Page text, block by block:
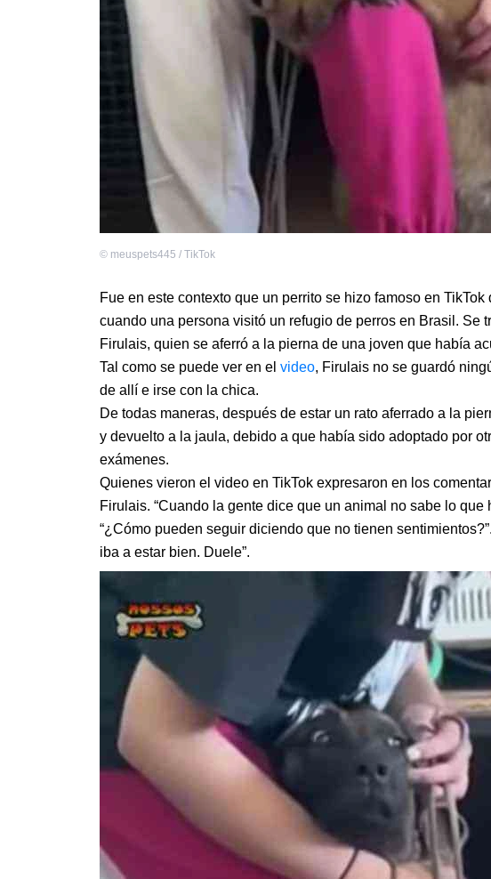
© meuspets445 / TikTok
Fue en este contexto que un perrito se hizo famoso en
cuando una persona visitó un refugio de perros en Brasil. Se
Firulais, quien se aferró a la pierna de una joven que había
Tal como se puede ver en el video, Firulais no se guardó
de allí e irse con la chica.
De todas maneras, después de estar un rato aferrado a la
y devuelto a la jaula, debido a que había sido adoptado por
exámenes.
Quienes vieron el video en TikTok expresaron en los
Firulais. “Cuando la gente dice que un animal no sabe lo que
“¿Cómo pueden seguir diciendo que no tienen
iba a estar bien. Duele”.